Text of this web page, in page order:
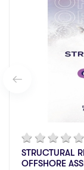
STRUCTURAL
OFFSHORE